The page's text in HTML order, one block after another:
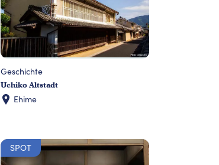
Geschichte
Uchiko Altstadt
Ehime
SPOT